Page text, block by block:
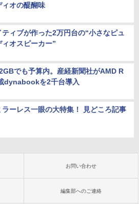
ィオの醍醐味
ティブが作った2万円台の“小さなピュ
ィオスピーカー”
でも予算内。産経新聞社がAMD R
dynabookを2千台導入
ラーレス一眼の大特集！ 見どころ記事
お問い合わせ
編集部へのご連絡